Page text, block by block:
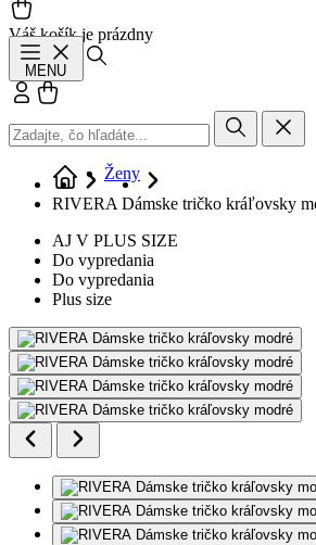
Váš košík je prázdny
MENU
Prihlásiť sa
Ženy
RIVERA Dámske tričko kráľovsky
AJ V PLUS SIZE
Do vypredania
Do vypredania
Plus size